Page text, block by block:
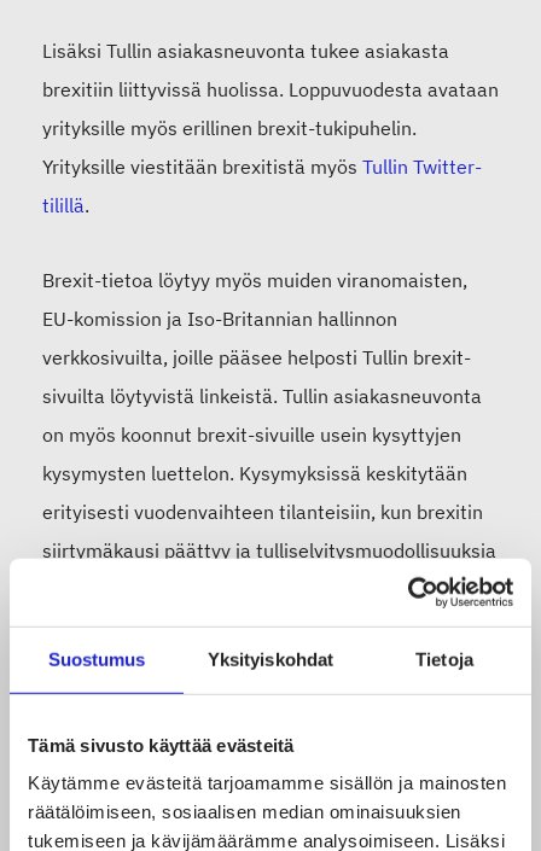
Suostumus Yksityiskohdat Tietoja
Tämä sivusto käyttää evästeitä
Käytämme evästeitä tarjoamamme sisällön ja mainosten
räätälöimiseen, sosiaalisen median ominaisuuksien
tukemiseen ja kävijämäärämme analysoimiseen. Lisäksi
Lisäksi Tullin asiakasneuvonta tukee asiakasta
brexitiin liittyvissä huolissa. Loppuvuodesta avataan
yrityksille myös erillinen brexit-tukipuhelin.
Yrityksille viestitään brexitistä myös Tullin Twitter-
tilillä.
Brexit-tietoa löytyy myös muiden viranomaisten,
EU-komission ja Iso-Britannian hallinnon
verkkosivuilta, joille pääsee helposti Tullin brexit-
sivuilta löytyvistä linkeistä. Tullin asiakasneuvonta
on myös koonnut brexit-sivuille usein kysyttyjen
kysymysten luettelon. Kysymyksissä keskitytään
erityisesti vuodenvaihteen tilanteisiin, kun brexitin
siirtymäkausi päättyy ja tulliselvitysmuodollisuuksia
Lisätietoja ja neuvontaa:
Brexit – tietoa tulliselvityksestä yritysasiakkaille
Brexit – tietoa henkilöasiakkaille